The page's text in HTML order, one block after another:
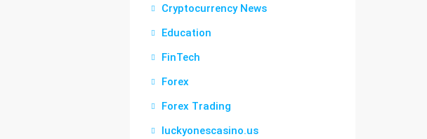
Cryptocurrency News
Education
FinTech
Forex
Forex Trading
luckyonescasino.us